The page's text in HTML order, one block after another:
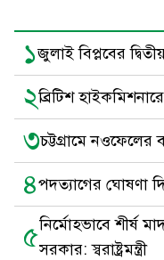
১জুলাই বিপ্লবের
২ব্রিটিশ
৩চট্টগ্রামে নওফেলের
৪পদত্যাগের ঘোষণা
৫নির্মোহভাবে শীর্ষ
সরকার: স্বরাষ্ট্রমন্ত্রী